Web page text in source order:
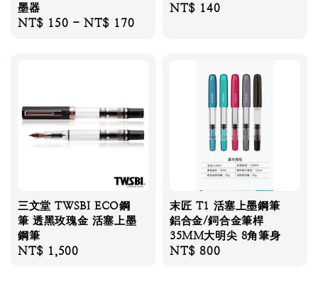
墨器
Regular
NT$ 150 -NT$ 170
Regular
NT$ 140
三文堂 TWSBI ECO鋼
筆 透黑玫瑰金 活塞上墨
鋼筆
Regular
NT$ 1,500
末匠 T1 活塞上墨鋼筆
鋁合金/鉰合金筆桿
35MM大明尖 8角筆身
Regular
NT$ 800